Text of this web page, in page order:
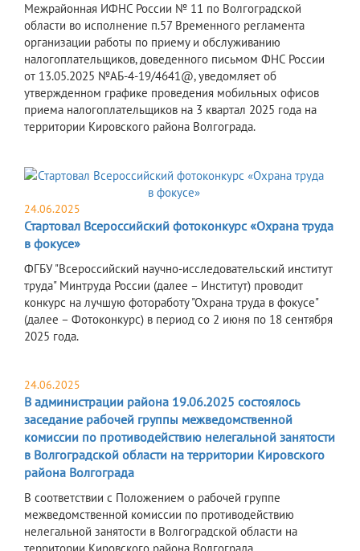
Межрайонная ИФНС России № 11 по Волгоградской
области во исполнение п.57 Временного регламента
организации работы по приему и обслуживанию
налогоплательщиков, доведенного письмом ФНС России
от 13.05.2025 №АБ-4-19/4641@, уведомляет об
утвержденном графике проведения мобильных офисов
приема налогоплательщиков на 3 квартал 2025 года на
территории Кировского района Волгограда.
24.06.2025
Стартовал Всероссийский фотоконкурс «Охрана труда
в фокусе»
ФГБУ "Всероссийский научно-исследовательский институт
труда" Минтруда России (далее – Институт) проводит
конкурс на лучшую фотоработу "Охрана труда в фокусе"
(далее – Фотоконкурс) в период со 2 июня по 18 сентября
2025 года.
24.06.2025
В администрации района 19.06.2025 состоялось
заседание рабочей группы межведомственной
комиссии по противодействию нелегальной занятости
в Волгоградской области на территории Кировского
района Волгограда
В соответствии с Положением о рабочей группе
межведомственной комиссии по противодействию
нелегальной занятости в Волгоградской области на